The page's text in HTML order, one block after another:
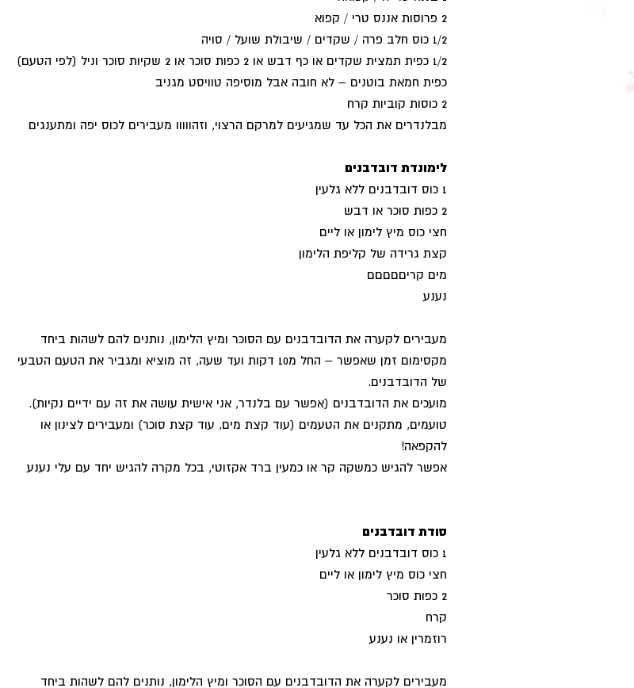
2 פרוסות אננס טרי / קפוא
1/2 כוס חלב פרה / שקדים / שיבולת שועל / סויה
1/2 כפית תמצית שקדים או כף דבש או 2 כפות סוכר או 2 שקיות סוכר וניל (לפי הטעם)
כפית חמאת בוטנים – לא חובה אבל מוסיפה טוויסט מגניב
2 כוסות קוביות קרח
מבלנדרים את הכל עד שמגיעים למרקם הרצוי, וזהווווו מעבירים לכוס יפה ומתענגים
לימונדת דובדבנים
1 כוס דובדבנים ללא גלעין
2 כפות סוכר או דבש
חצי כוס מיץ לימון או ליים
קצת גרידה של קליפת הלימון
מים קריםםםםם
נענע
מעבירים לקערה את הדובדבנים עם הסוכר ומיץ הלימון, נותנים להם לשהות ביחד
מקסימום זמן שאפשר – החל מ10 דקות ועד שעה, זה מוציא ומגביר את הטעם הטבעי
של הדובדבנים.
מועכים את הדובדבנים (אפשר עם בלנדר, אני אישית עושה את זה עם ידיים נקיות).
טועמים, מתקנים את הטעמים (עוד קצת מים, עוד קצת סוכר) ומעבירים לצינון או
להקפאה!
אפשר להגיש כמשקה קר או כמעין ברד אקזוטי, בכל מקרה להגיש יחד עם עלי נענע
סודת דובדבנים
1 כוס דובדבנים ללא גלעין
חצי כוס מיץ לימון או ליים
2 כפות סוכר
קרח
רוזמרין או נענע
מעבירים לקערה את הדובדבנים עם הסוכר ומיץ הלימון, נותנים להם לשהות ביחד